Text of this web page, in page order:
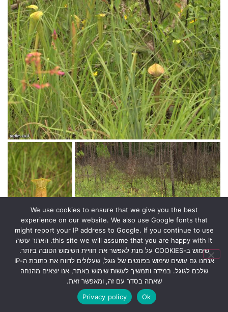
We use cookies to ensure that we give you the best
experience on our website. We also use Google fonts that
might report your IP address to Google. If you continue to use
this site we will assume that you are happy with it. האתר עושה
שימוש ב-COOKIES על מנת לאפשר את חוויית השימוש הטובה ביותר.
אנחנו גם עושים שימוש בפונטים של גוגל, שעלולים לדווח את כתובת ה-IP
שלכם לגוגל. במידה ותמשיך לעשות שימוש באתר, אנו יוצאים מהנחה
שאתה בסדר עם זה, ומאפשר זאת.
Ok
Privacy policy